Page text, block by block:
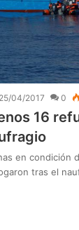
25/04/2017 0
16
en condición
tras el